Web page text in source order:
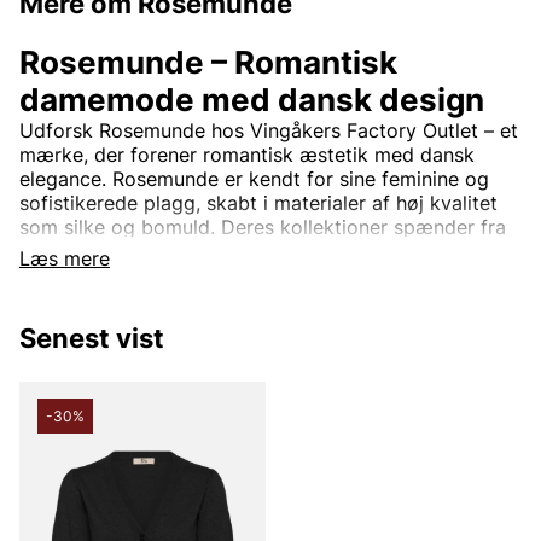
Læs mere
Rosemunde – Romantisk
damemode med dansk design
Udforsk Rosemunde hos Vingåkers Factory Outlet – et
mærke, der forener romantisk æstetik med dansk
elegance. Rosemunde er kendt for sine feminine og
sofistikerede plagg, skabt i materialer af høj kvalitet
som silke og bomuld. Deres kollektioner spænder fra
smukke toppe med blonde detaljer og bløde
cardigans til tidløse kjoler og stilrene basisplagg.
kvinder, der søger en balance mellem komfort og stil.
Rosemunde – Feminint modetøj til
outletpriser.
På Vingåkers Factory Outlet finder du et nøje udvalgt
Senest vist
-30%